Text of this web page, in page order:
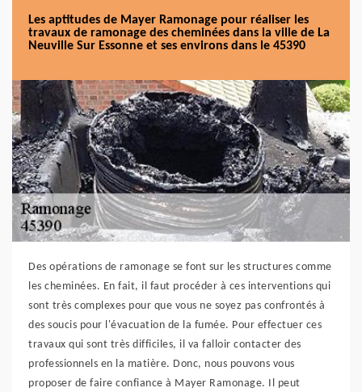
Les aptitudes de Mayer Ramonage pour réaliser les
travaux de ramonage des cheminées dans la ville de La
Neuville Sur Essonne et ses environs dans le 45390
Des opérations de ramonage se font sur les structures comme
les cheminées. En fait, il faut procéder à ces interventions qui
sont très complexes pour que vous ne soyez pas confrontés à
des soucis pour l'évacuation de la fumée. Pour effectuer ces
travaux qui sont très difficiles, il va falloir contacter des
professionnels en la matière. Donc, nous pouvons vous
proposer de faire confiance à Mayer Ramonage. Il peut